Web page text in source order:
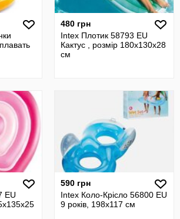
480 грн
Intex Плотик 58793 EU
Кактус , розмір 180х130х28
см
EU
590 грн
Intex Коло-Крісло 56800 EU
9 років, 198х117 см